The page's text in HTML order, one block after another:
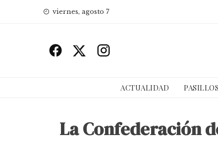
viernes, agosto 7
ACTUALIDAD
La Confederación